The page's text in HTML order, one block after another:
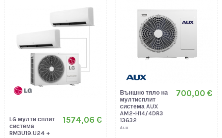
LG мулти сплит
система
RM3U19.U24 +
1574,06 €
Външно тяло на
мултисплит
система AUX
AM2-H14/4DR3
13632
Aux
700,00 €